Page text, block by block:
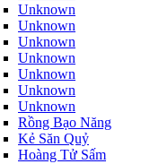
Unknown
Unknown
Unknown
Unknown
Unknown
Unknown
Unknown
Rồng Bạo Năng
Kẻ Săn Quỷ
Hoàng Tử Sấm